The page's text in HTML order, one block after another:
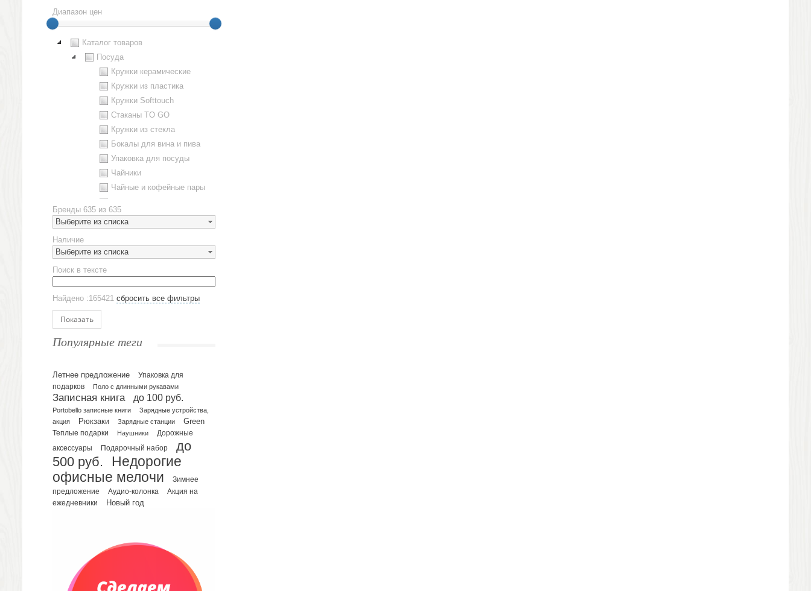
Диапазон цен
Каталог товаров
Посуда
Кружки керамические
Кружки из пластика
Кружки Softtouch
Стаканы TO GO
Кружки из стекла
Бокалы для вина и пива
Упаковка для посуды
Чайники
Чайные и кофейные пары
Наборы посуды
Предметы сервировки
Стаканы
Эко кружки
ЕВРОПОСУДА
Аксессуары
Ежедневники и блокноты
Датированные ежедневники
Планинги и телефонные книжки
Планинги датированные
Планинги недатированные
Телефонные книжки
Еженедельники
Органайзер на ежедневник
Сумки и Рюкзаки
Сумки для планшетов и ноутбуков
Рюкзаки
Конференц-сумки
Несессеры и косметички
Бренды 635 из 635
Выберите из списка
Наличие
Выберите из списка
Поиск в тексте
Найдено :165421 сбросить все фильтры
Показать
Популярные теги
Летнее предложение
Упаковка для
подарков
Поло с длинными рукавами
Записная книга до 100 руб.
Portobello записные книги
Зарядные устройства,
акция
Рюкзаки Зарядные станции Green
Теплые подарки Наушники Дорожные
аксессуары Подарочный набор
до
500 руб.
Недорогие
офисные мелочи
Зимнее
предложение
Аудио-колонка
Акция на
ежедневники
Новый год